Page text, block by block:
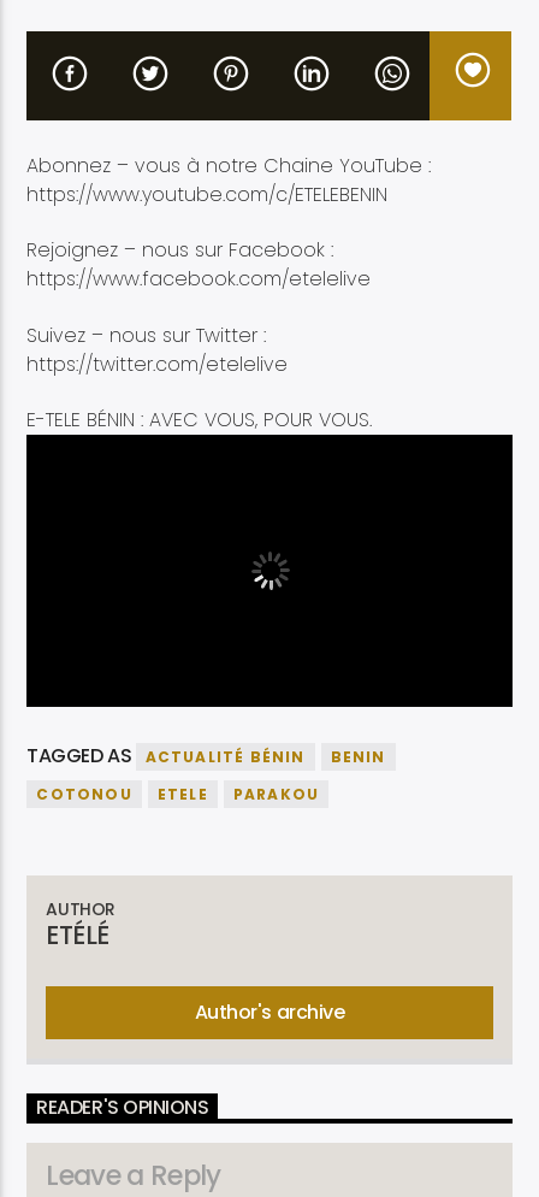
Etele en direct
Abonnez – vous à notre Chaine YouTube :
https://www.youtube.com/c/ETELEBENIN
Rejoignez – nous sur Facebook :
https://www.facebook.com/etelelive
Suivez – nous sur Twitter :
https://twitter.com/etelelive
E-TELE BÉNIN : AVEC VOUS, POUR VOUS.
TAGGED AS ACTUALITÉ BÉNIN
BENIN
COTONOU
ETELE PARAKOU
AUTHOR
ETÉLÉ
Author's archive
READER'S OPINIONS
Leave a Reply